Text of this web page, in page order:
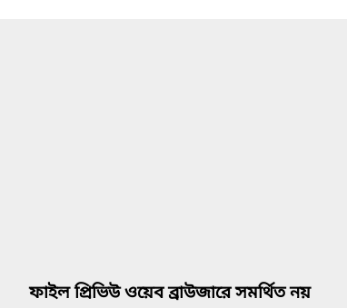
ফাইল প্রিভিউ ওয়েব ব্রাউজারে সমর্থিত নয়